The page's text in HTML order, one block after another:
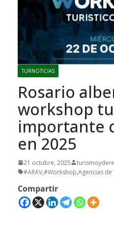
TURNOTICIAS
Rosario
workshop
importante
en 2025
21 octubre, 2025
#ARAV,#Workshop,Agencias de
Compartir